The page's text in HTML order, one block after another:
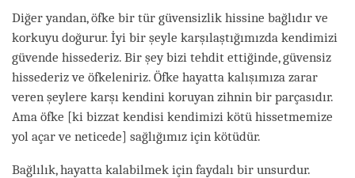
Diğer yandan, öfke bir tür güvensizlik hissine bağlıdır ve
korkuyu doğurur. İyi bir şeyle karşılaştığımızda kendimizi
güvende hissederiz. Bir şey bizi tehdit ettiğinde, güvensiz
hissederiz ve öfkeleniriz. Öfke hayatta kalışımıza zarar
veren şeylere karşı kendini koruyan zihnin bir parçasıdır.
Ama öfke [ki bizzat kendisi kendimizi kötü hissetmemize
yol açar ve neticede] sağlığımız için kötüdür.
Bağlılık, hayatta kalabilmek için faydalı bir unsurdur.